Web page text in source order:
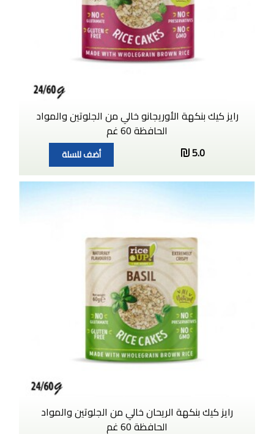
رايز كيك بنكهة الأوريجانو خالي من الجلوتين والمواد
الحافظة 60 غم
5.0
أضف للسلة
رايز كيك بنكهة الريحان خالي من الجلوتين والمواد
الحافظة 60 غم